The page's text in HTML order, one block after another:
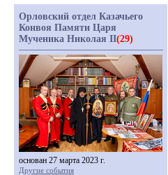
Орловский отдел Казачьего
Конвоя Памяти Царя
Мученика Николая II(29)
основан 27 марта 2023 г.
Другие события